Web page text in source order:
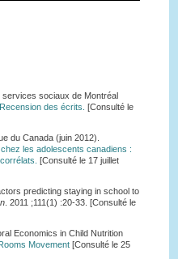
sociaux de Montréal
des écrits. [Consulté le
du Canada (juin 2012).
les adolescents canadiens :
[Consulté le 17 juillet
predicting staying in school to
. 2011 ;111(1) :20-33. [Consulté le
Economics in Child Nutrition
Movement [Consulté le 25